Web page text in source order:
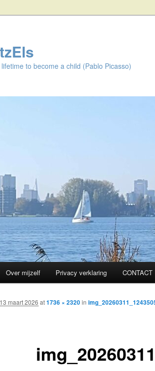
to become a child (Pablo Picasso)
Over mijzelf Privacy verklaring CONTACT
13 maart 2026 at1736 × 2320in